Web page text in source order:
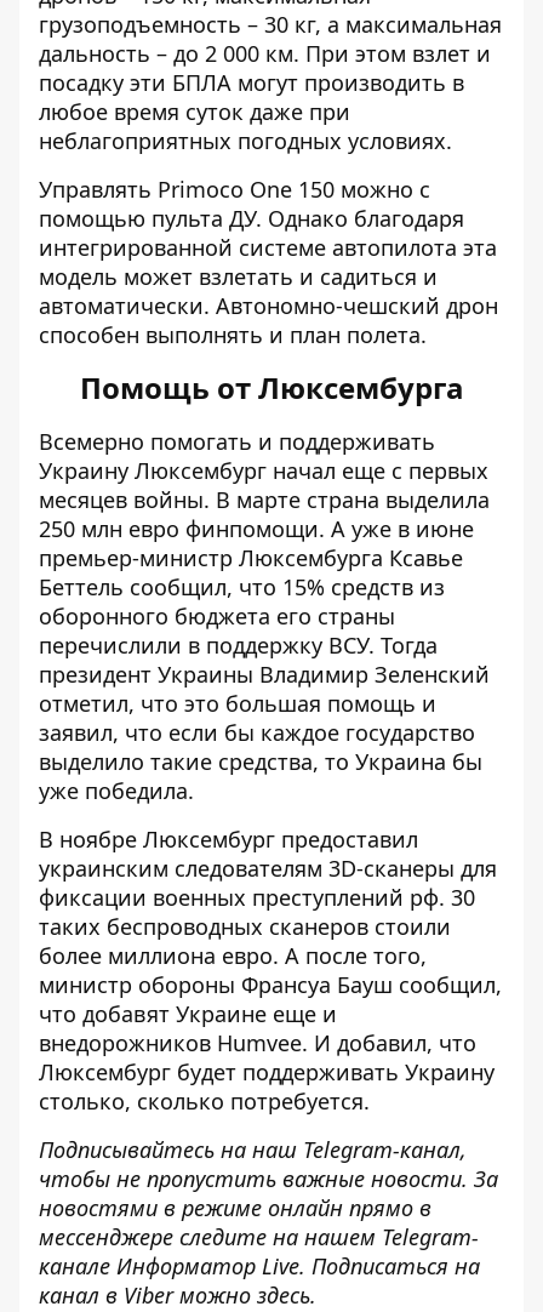
грузоподъемность – 30 кг, а максимальная
дальность – до 2 000 км. При этом взлет и
посадку эти БПЛА могут производить в
любое время суток даже при
неблагоприятных погодных условиях.
Управлять Primoco One 150 можно с
помощью пульта ДУ. Однако благодаря
интегрированной системе автопилота эта
модель может взлетать и садиться и
автоматически. Автономно-чешский дрон
способен выполнять и план полета.
Помощь от Люксембурга
Всемерно помогать и поддерживать
Украину Люксембург начал еще с первых
месяцев войны. В марте страна выделила
250 млн евро финпомощи. А уже в июне
премьер-министр Люксембурга Ксавье
Беттель сообщил, что 15% средств из
оборонного бюджета его страны
перечислили в поддержку ВСУ. Тогда
президент Украины Владимир Зеленский
отметил, что это большая помощь и
заявил, что если бы каждое государство
выделило такие средства, то Украина бы
уже победила.
В ноябре Люксембург предоставил
украинским следователям 3D-сканеры для
фиксации военных преступлений рф. 30
таких беспроводных сканеров стоили
более миллиона евро. А после того,
министр обороны Франсуа Бауш сообщил,
что добавят Украине еще и
внедорожников Humvee. И добавил, что
Люксембург будет поддерживать Украину
столько, сколько потребуется.
Подписывайтесь на наш Telegram-канал,
чтобы не пропустить важные новости. За
новостями в режиме онлайн прямо в
мессенджере следите на нашем Telegram-
канале Информатор Live. Подписаться на
канал в Viber можно здесь.